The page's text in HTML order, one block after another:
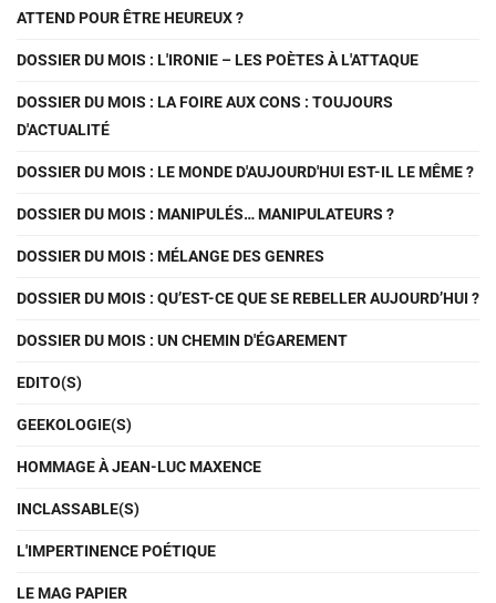
ATTEND POUR ÊTRE HEUREUX ?
DOSSIER DU MOIS : L'IRONIE – LES POÈTES À L'ATTAQUE
DOSSIER DU MOIS : LA FOIRE AUX CONS : TOUJOURS
D'ACTUALITÉ
DOSSIER DU MOIS : LE MONDE D'AUJOURD'HUI EST-IL LE MÊME ?
DOSSIER DU MOIS : MANIPULÉS… MANIPULATEURS ?
DOSSIER DU MOIS : MÉLANGE DES GENRES
DOSSIER DU MOIS : QU’EST-CE QUE SE REBELLER AUJOURD’HUI ?
DOSSIER DU MOIS : UN CHEMIN D'ÉGAREMENT
EDITO(S)
GEEKOLOGIE(S)
HOMMAGE À JEAN-LUC MAXENCE
INCLASSABLE(S)
L'IMPERTINENCE POÉTIQUE
LE MAG PAPIER